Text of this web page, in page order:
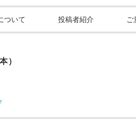
ついて 投稿者紹介 ご
）